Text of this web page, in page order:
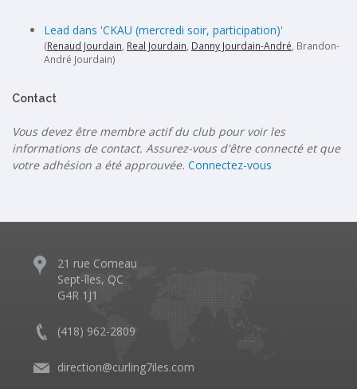
Lead dans 'CKAU (mercredi soir, participation)'
(Renaud Jourdain, Real Jourdain, Danny Jourdain-André, Brandon-
André Jourdain)
Contact
Vous devez être membre actif du club pour voir les
informations de contact. Assurez-vous d'être connecté et que
votre adhésion a été approuvée. Connectez-vous
21 rue Comeau
Sept-îles, QC
G4R 1J1
(418) 962-2809
direction@curling7iles.com